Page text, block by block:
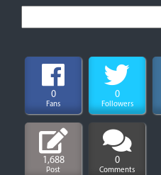
0
Fans
0
Followers
1,688
Post
0
Comments